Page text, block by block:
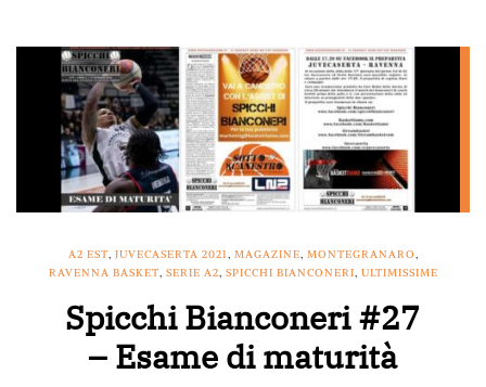
A2 EST, JUVECASERTA 2021, MAGAZINE, MONTEGRANARO,
RAVENNA BASKET, SERIE A2, SPICCHI BIANCONERI, ULTIMISSIME
Spicchi Bianconeri #27
– Esame di maturità